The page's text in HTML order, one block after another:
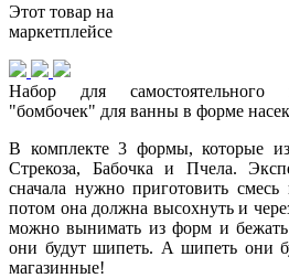
Этот товар на
маркетплейсе
Набор для самостоятельного
"бомбочек" для ванны в форме
В комплекте 3 формы, которые
Стрекоза, Бабочка и Пчела.
сначала нужно приготовить
потом она должна высохнуть и
можно вынимать из форм и
они будут шипеть. А шипеть они
магазинные!